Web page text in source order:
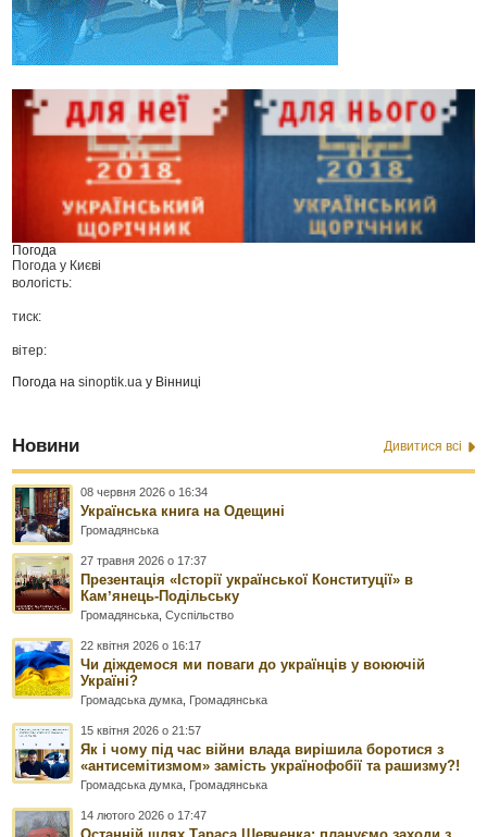
Погода
Погода у Києві
вологість:
тиск:
вітер:
Погода наsinoptik.ua у Вінниці
Новини Дивитися всі
08 червня 2026 о 16:34
Українська книга на Одещині
Громадянська
27 травня 2026 о 17:37
Презентація «Історії української Конституції» в
Камʼянець-Подільську
Громадянська ,Суспільство
22 квітня 2026 о 16:17
Чи діждемося ми поваги до українців у воюючій
Україні?
Громадська думка Громадянська
15 квітня 2026 о 21:57
Як і чому під час війни влада вирішила боротися з
«антисемітизмом» замість українофобії та рашизму?!
Громадська думка Громадянська
14 лютого 2026 о 17:47